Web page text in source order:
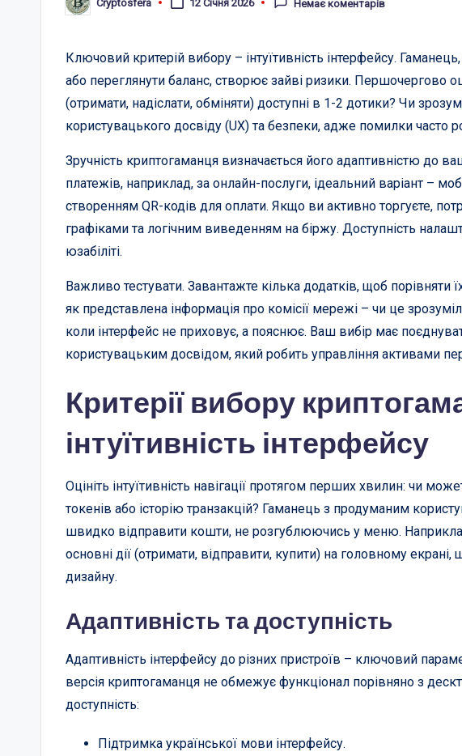
Опубліковано
Cryptosfera 12 Січня 2026 Немає коментарів
Ключовий критерій вибору – інтуїтивність інтерфейсу.
або переглянути баланс, створює зайві ризики. Першочергово
(отримати, надіслати, обміняти) доступні в 1-2 дотики? Чи
користувацького досвіду (UX) та безпеки, адже помилки часто
Зручність криптогаманця визначається його адаптивністю до
платежів, наприклад, за онлайн-послуги, ідеальний варіант –
створенням QR-кодів для оплати. Якщо ви активно торгуєте,
графіками та логічним виведенням на біржу. Доступність
юзабіліті.
Важливо тестувати. Завантажте кілька додатків, щоб порівняти
як представлена інформація про комісії мережі – чи це
коли інтерфейс не приховує, а пояснює. Ваш вибір має
користувацьким досвідом, який робить управління активами
Критерії вибору
інтуїтивність інтерфейсу
Оцініть інтуїтивність навігації протягом перших хвилин: чи
токенів або історію транзакцій? Гаманець з продуманим
швидко відправити кошти, не розгублюючись у меню.
основні дії (отримати, відправити, купити) на головному
дизайну.
Адаптивність та доступність
Адаптивність інтерфейсу до різних пристроїв – ключовий
версія криптогаманця не обмежує функціонал порівняно з
доступність:
Підтримка української мови інтерфейсу.